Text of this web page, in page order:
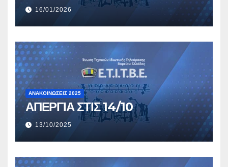
16/01/2026
ΑΝΑΚΟΙΝΏΣΕΙΣ 2025
ΑΠΕΡΓΙΑ ΣΤΙΣ 14/10
13/10/2025